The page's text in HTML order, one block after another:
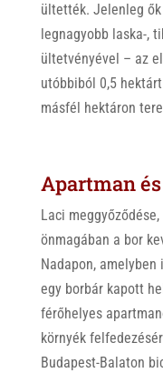
ültették. Jelenleg
legnagyobb laska-,
ültetvényével – az
utóbbiból 0,5
másfél hektáron
Apartman
Laci
önmagában a bor
Nadapon,
egy borbár kapott
férőhelyes
környék
Budapest-Balaton